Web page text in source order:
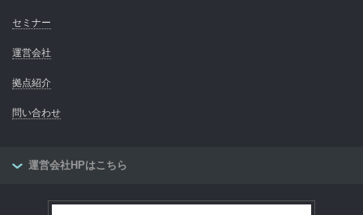
セミナー
運営会社
拠点紹介
問い合わせ
運営会社HPはこちら